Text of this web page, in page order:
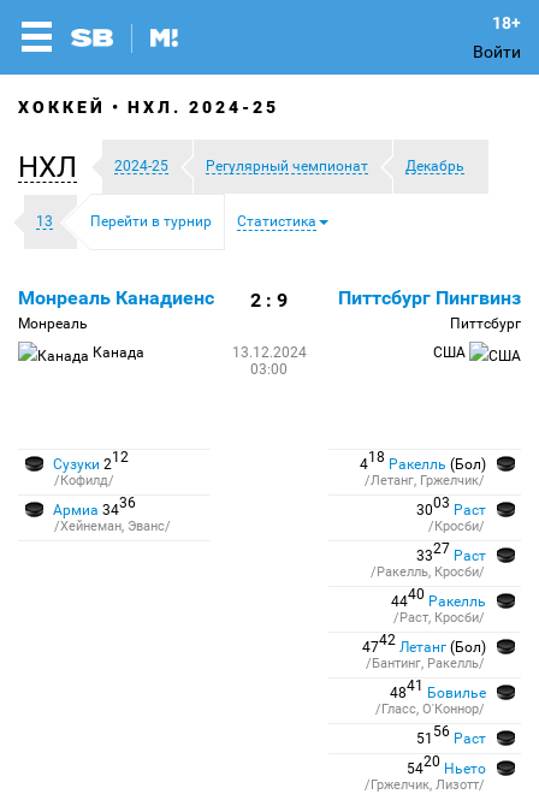
Войти
ХОККЕЙ НХЛ. 2024-25
НХЛ 2024-25 Регулярный чемпионат Декабрь
13 Перейти в турнир Статистика
Монреаль Канадиенс
Монреаль
Канада
2 : 9
13.12.2024
03:00
Питтсбург Пингвинз
Питтсбург
США
Сузуки 212
/Кофилд/
Армиа 3436
/Хейнеман, Эванс/
418 Ракелль (Бол)
/Летанг, Гржелчик/
3003 Раст
/Кросби/
3327 Раст
/Ракелль, Кросби/
4440 Ракелль
/Раст, Кросби/
4742 Летанг (Бол)
/Бантинг, Ракелль/
4841 Бовилье
/Гласс, О'Коннор/
51 56 Раст
5420 Ньето
/Гржелчик, Лизотт/